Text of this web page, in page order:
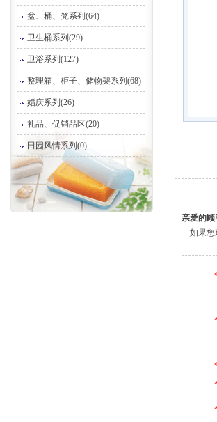
盆、桶、凳系列(64)
卫生桶系列(29)
卫浴系列(127)
整理箱、柜子、储物架系列(68)
婚庆系列(26)
礼品、促销品区(20)
田园风情系列(0)
亲爱的顾
如果您